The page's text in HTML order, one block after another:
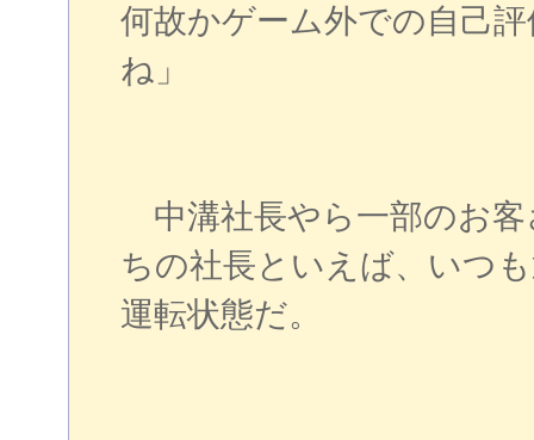
何故かゲーム外での自己
ね」
中溝社長やら一部のお
ちの社長といえば、いつ
運転状態だ。